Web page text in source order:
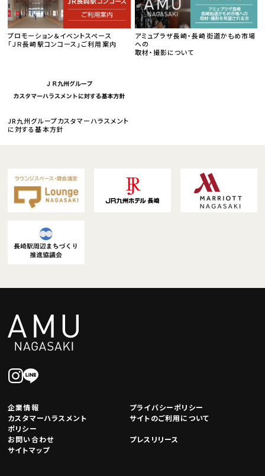
プロモーション＆イベントスペース
「ＪＲ長崎駅コンコース」ご利用案内
アミュプラザ長崎・長崎街道かもめ市場
への
取材・撮影について
JR九州グループカスタマーハラスメント
に対する基本方針
企業情報
プライバシーポリシー
カスタマーハラスメント
ポリシー
サイトのご利用について
お問い合わせ
プレスリリース
サイトマップ